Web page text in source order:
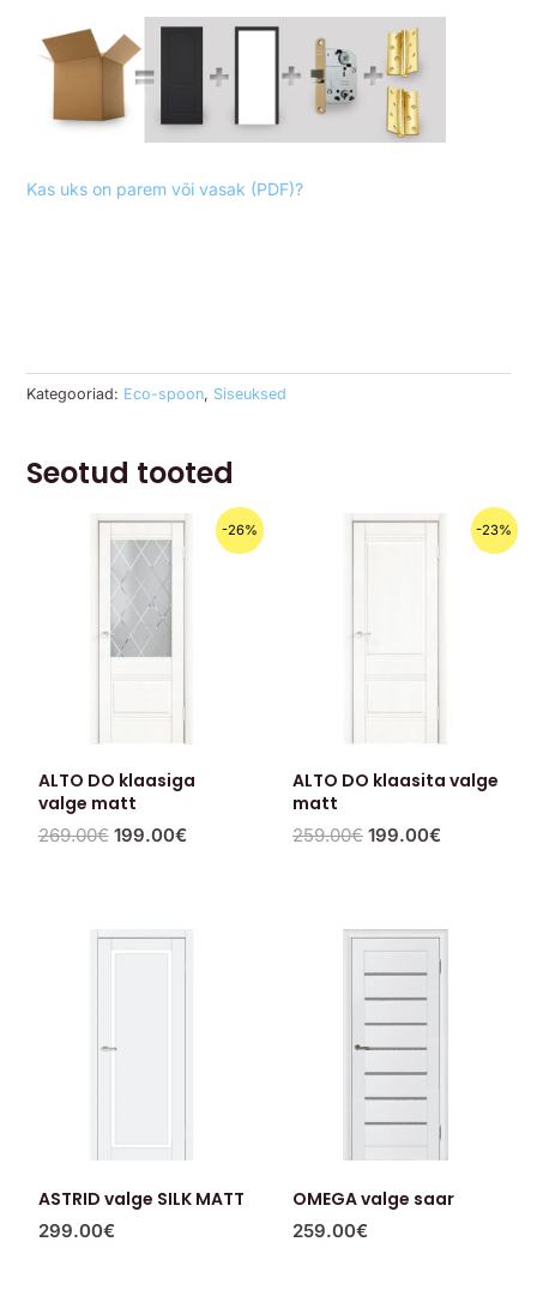
Kas uks on parem või vasak (PDF)?
Kategooriad: Eco-spoon, Siseuksed
Seotud tooted
-26%
ALTO DO klaasiga
valge matt
269.00€
Algne
hind
oli:
269.00€.
199.00€
Praegune
hind
-23%
ALTO DO klaasita valge
matt
259.00€
Algne
199.00€
Praegune
hind
ASTRID valge SILK MATT
299.00€
OMEGA valge saar
259.00€